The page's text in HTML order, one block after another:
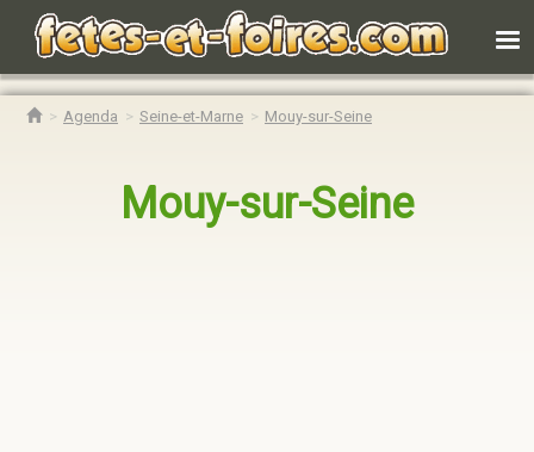
Agenda Seine-et-Marne Mouy-sur-Seine
Mouy-sur-Seine